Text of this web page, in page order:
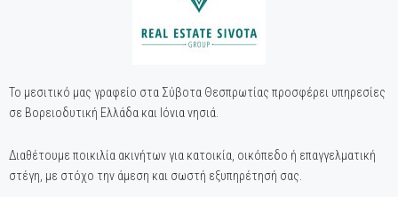
Το μεσιτικό μας γραφείο στα Σύβοτα Θεσπρωτίας προσφέρει υπηρεσίες
σε Βορειοδυτική Ελλάδα και Ιόνια νησιά.
Διαθέτουμε ποικιλία ακινήτων για κατοικία, οικόπεδο ή επαγγελματική
στέγη, με στόχο την άμεση και σωστή εξυπηρέτησή σας.